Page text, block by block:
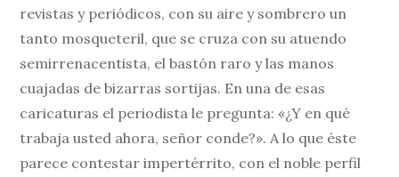
revistas y periódicos, con su aire y sombrero un
tanto mosqueteril, que se cruza con su atuendo
semirrenacentista, el bastón raro y las manos
cuajadas de bizarras sortijas. En una de esas
caricaturas el periodista le pregunta: «¿Y en qué
trabaja usted ahora, señor conde?». A lo que éste
parece contestar impertérrito, con el noble perfil